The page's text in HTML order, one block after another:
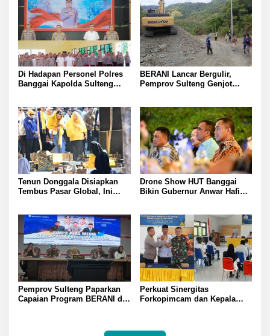
Di Hadapan Personel Polres
Banggai Kapolda Sulteng
Baik Institusi
BERANI Lancar Bergulir,
Pemprov Sulteng Genjot
Tenun Donggala Disiapkan
Tembus Pasar Global, Ini
Drone Show HUT Banggai
Bikin Gubernur Anwar Hafid
Pemprov Sulteng Paparkan
Capaian Program BERANI di
Perkuat Sinergitas
Forkopimcam dan Kepala